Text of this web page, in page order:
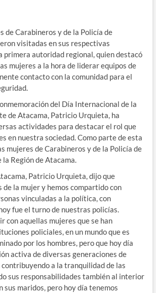
de Carabineros y de la Policía de
visitadas en sus respectivas
primera autoridad regional, quien destacó
mujeres a la hora de liderar equipos de
contacto con la comunidad para el
del Día Internacional de la
de Atacama, Patricio Urquieta, ha
actividades para destacar el rol que
en nuestra sociedad. Como parte de esta
mujeres de Carabineros y de la Policía de
Región de Atacama.
Patricio Urquieta, dijo que
de la mujer y hemos compartido con
vinculadas a la política, con
fue el turno de nuestras policías.
con aquellas mujeres que se han
policiales, en un mundo que es
por los hombres, pero que hoy día
activa de diversas generaciones de
a la tranquilidad de las
sus responsabilidades también al interior
sus maridos, pero hoy día tenemos